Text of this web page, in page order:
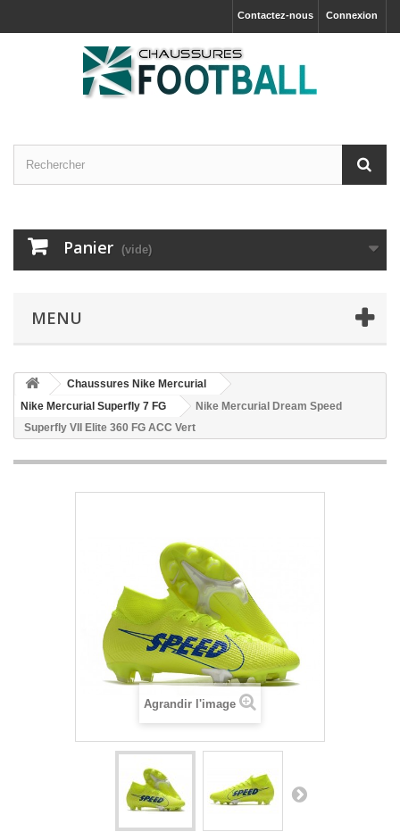
Connexion
Contactez-nous
Panier (vide)
MENU
Chaussures Nike Mercurial
Nike Mercurial Superfly 7 FG
Nike Mercurial Dream Speed
Superfly VII Elite 360 FG ACC Vert
Agrandir l'image